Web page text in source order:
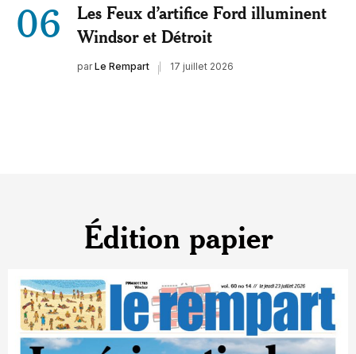
06
Les Feux d’artifice Ford illuminent
Windsor et Détroit
par Le Rempart 17 juillet 2026
Édition papier